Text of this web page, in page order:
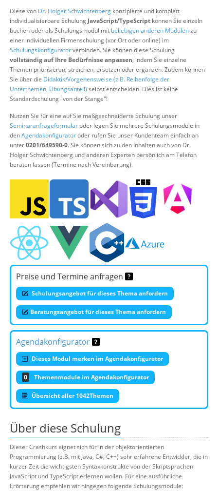
Suche
Diese von Dr. Holger Schwichtenberg konzipierte und komplett
individualisierbare Schulung JavaScript/TypeScript können Sie einzeln
buchen oder als Schulungsmodul mit beliebigen anderen Modulenzu
einer individuellen Firmenschulung (vor Ort oder online) im
Schulungskonfiguratorverbinden. Sie können diese Schulung
vollständig auf Ihre Bedürfnisse anpassen, indem Sie einzelne
Themen priorisieren, streichen, ersetzen oder ergänzen. Zudem können
Sie über die Didaktik/Vorgehensweise (z.B. Reihenfolge der
Unterthemen, Übungsanteil) selbst entscheiden. Dies ist keine
Standardschulung "von der Stange"!
Nutzen Sie für eine auf Sie maßgeschneiderte Schulung unser
Seminaranfrageformularoder legen Sie mehrere Schulungsmodule in
denAgendakonfiguratoroder rufen Sie unser Kundenteam einfach an
unter0201/649590-0. Sie können sich zu den Inhalten auch von Dr.
Holger Schwichtenberg und anderen Experten persönlich am Telefon
beraten lassen (Termine nach Vereinbarung).
Preise und Termine anfragen
Schulungsangebot für dieses Thema anfordern
Beratungsangebot für dieses Thema anfordern
Agendakonfigurator
Dieses Modul merken im Agendakonfigurator
0 Themenmodule im Agendakonfigurator
Übersicht aller 1042Themen
Über diese Schulung
Dieser Crashkurs eignet sich für in der objektorientierten
Programmierung (z.B. mit Java, C#, C++) sehr erfahrene Entwickler, die in
kurzer Zeit die wichtigsten Syntaxkonstrukte von der Skriptsprachen
JavaScript und TypeScript erlernen wollen. Für eine ausführliche
Erörterung empfehlen wir hingegen folgende Schulungsmodule: